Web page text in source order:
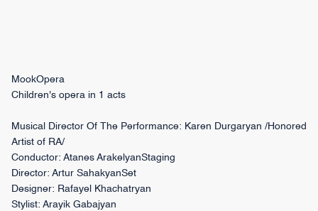
MookOpera
Children's opera in 1 acts
Musical Director Of The Performance: Karen Durgaryan /Honored
Artist of RA/
Conductor: Atanes ArakelyanStaging
Director: Artur SahakyanSet
Designer: Rafayel Khachatryan
Stylist: Arayik Gabajyan